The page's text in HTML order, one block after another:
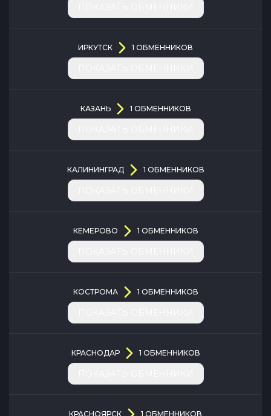
ИРКУТСК 1 ОБМЕННИКОВ
КАЗАНЬ 1 ОБМЕННИКОВ
КАЛИНИНГРАД 1 ОБМЕННИКОВ
КЕМЕРОВО 1 ОБМЕННИКОВ
КОСТРОМА 1 ОБМЕННИКОВ
КРАСНОДАР 1 ОБМЕННИКОВ
КРАСНОЯРСК 1 ОБМЕННИКОВ